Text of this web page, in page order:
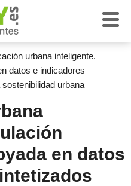
urbana inteligente.
datos e indicadores
urbana
en datos